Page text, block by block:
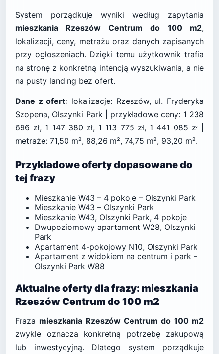
System porządkuje wyniki według zapytania
mieszkania Rzeszów Centrum do 100 m2,
lokalizacji, ceny, metrażu oraz danych zapisanych
przy ogłoszeniach. Dzięki temu użytkownik trafia
na stronę z konkretną intencją wyszukiwania, a nie
na pusty landing bez ofert.
Dane z ofert: lokalizacje: Rzeszów, ul. Fryderyka
Szopena, Olszynki Park | przykładowe ceny: 1 238
696 zł, 1 147 380 zł, 1 113 775 zł, 1 441 085 zł |
metraże: 71,50 m², 88,26 m², 74,75 m², 93,20 m².
Przykładowe oferty dopasowane do
tej frazy
Mieszkanie W43 – 4 pokoje – Olszynki Park
Mieszkanie W43 – Olszynki Park
Mieszkanie W43, Olszynki Park, 4 pokoje
Dwupoziomowy apartament W28, Olszynki
Park
Apartament 4-pokojowy N10, Olszynki Park
Apartament z widokiem na centrum i park –
Olszynki Park W88
Aktualne oferty dla frazy: mieszkania
Rzeszów Centrum do 100 m2
Fraza mieszkania Rzeszów Centrum do 100 m2
zwykle oznacza konkretną potrzebę zakupową
lub inwestycyjną. Dlatego system porządkuje